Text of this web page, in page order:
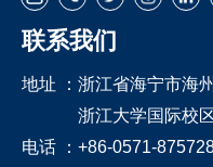
联系我们
地址 ： 浙江省海宁市海
浙江大学国际校
电话 ： +86-0571-